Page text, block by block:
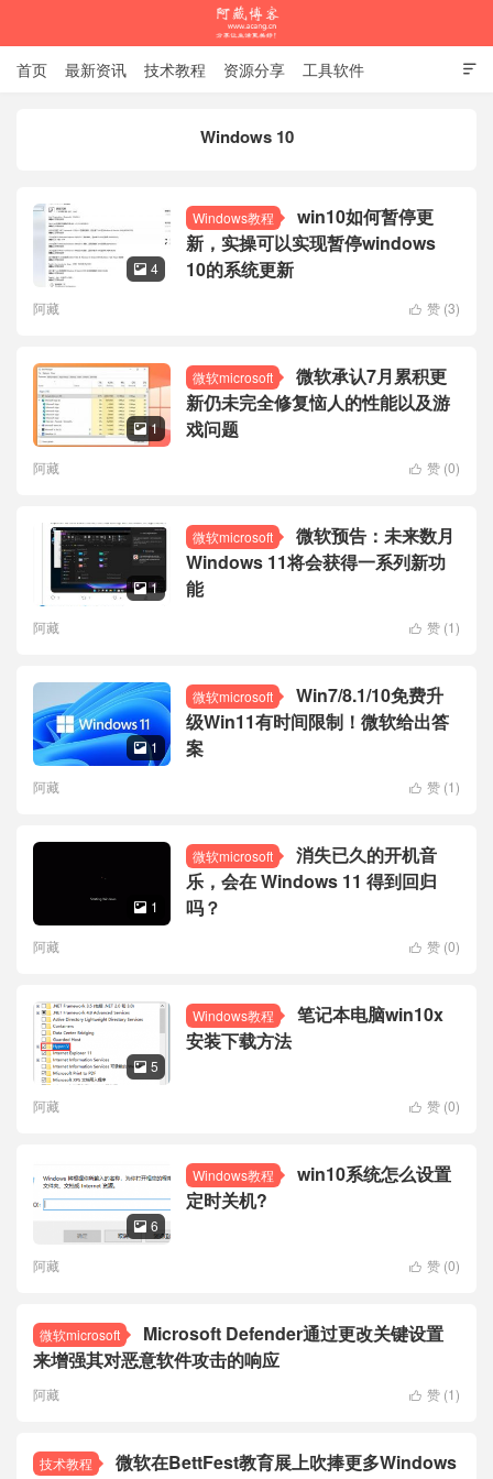

首页 最新资讯 技术教程 资源分享 工具软件
Windows 10
Windows教程
win10如何暂停更
新，实操可以实现暂停windows
10的系统更新
 4
 赞 (3)
阿藏
微软microsoft
微软承认7月累积更
新仍未完全修复恼人的性能以及游
戏问题
 1
 赞 (0)
阿藏
微软microsoft
微软预告：未来数月
Windows 11将会获得一系列新功
能
 1
 赞 (1)
阿藏
微软microsoft
Win7/8.1/10免费升
级Win11有时间限制！微软给出答
案
 1
 赞 (1)
阿藏
微软microsoft
消失已久的开机音
乐，会在 Windows 11 得到回归
吗？
 1
 赞 (0)
阿藏
Windows教程
笔记本电脑win10x
安装下载方法
 5
 赞 (0)
阿藏
Windows教程
win10系统怎么设置
定时关机?
 6
 赞 (0)
阿藏
微软microsoft
Microsoft Defender通过更改关键设置
来增强其对恶意软件攻击的响应
 赞 (1)
阿藏
技术教程
微软在BettFest教育展上吹捧更多Windows